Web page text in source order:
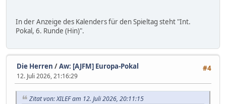
In der Anzeige des Kalenders für den Spieltag steht "Int.
Pokal, 6. Runde (Hin)".
#4
Die Herren /Aw: [AJFM] Europa-Pokal
12. Juli 2026, 21:16:29
Zitat von: XILEF am 12. Juli 2026, 20:11:15